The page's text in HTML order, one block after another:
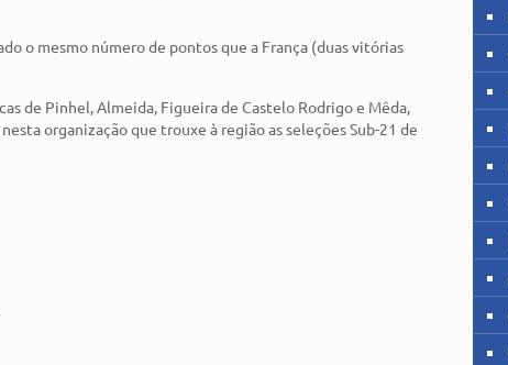
o mesmo número de pontos que a França (duas vitórias
de Pinhel, Almeida, Figueira de Castelo Rodrigo e Mêda,
organização que trouxe à região as seleções Sub-21 de